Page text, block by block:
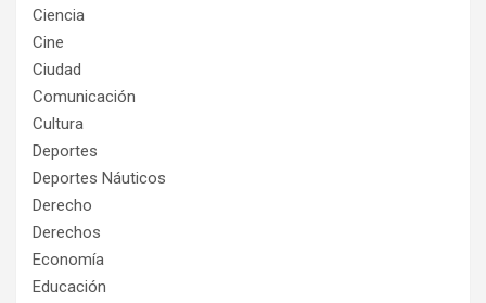
Ciencia
Cine
Ciudad
Comunicación
Cultura
Deportes
Deportes Náuticos
Derecho
Derechos
Economía
Educación